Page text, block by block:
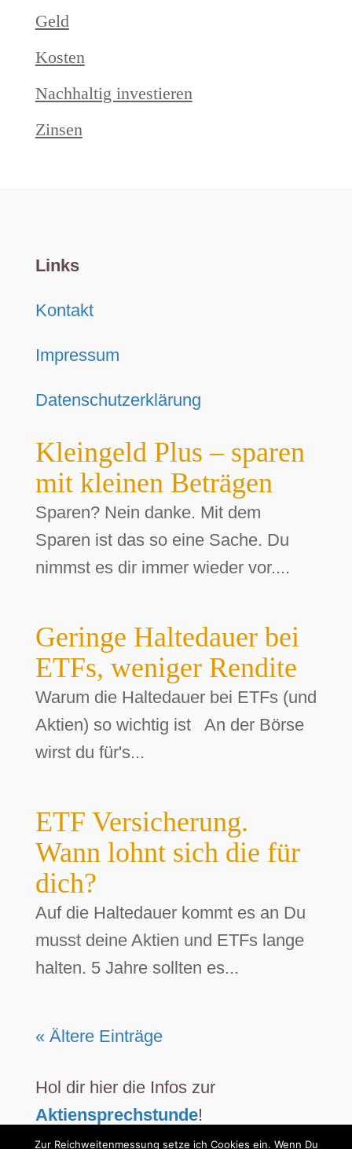
Geld
Kosten
Nachhaltig investieren
Zinsen
Links
Kontakt
Impressum
Datenschutzerklärung
Kleingeld Plus – sparen
mit kleinen Beträgen
Sparen? Nein danke. Mit dem
Sparen ist das so eine Sache. Du
nimmst es dir immer wieder vor....
Geringe Haltedauer bei
ETFs, weniger Rendite
Warum die Haltedauer bei ETFs (und
Aktien) so wichtig ist An der Börse
wirst du für's...
ETF Versicherung.
Wann lohnt sich die für
dich?
Auf die Haltedauer kommt es an Du
musst deine Aktien und ETFs lange
halten. 5 Jahre sollten es...
« Ältere Einträge
Hol dir hier die Infos zur
Aktiensprechstunde!
Zur Reichweitenmessung setze ich Cookies ein. Wenn Du